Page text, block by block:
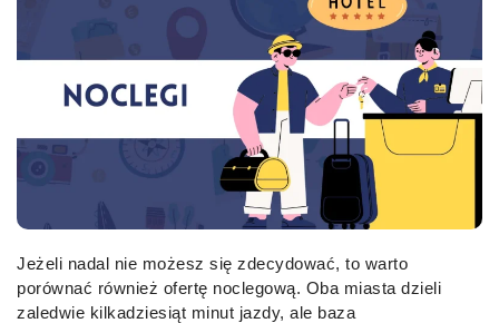
Jeżeli nadal nie możesz się zdecydować, to warto
porównać również ofertę noclegową. Oba miasta dzieli
zaledwie kilkadziesiąt minut jazdy, ale baza